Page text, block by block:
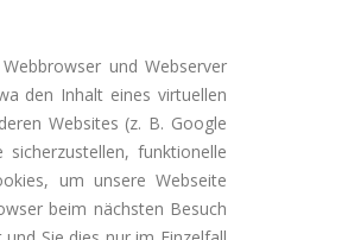
und Webserver
den Inhalt eines virtuellen
Websites (z. B. Google
funktionelle
um unsere Webseite
beim nächsten Besuch